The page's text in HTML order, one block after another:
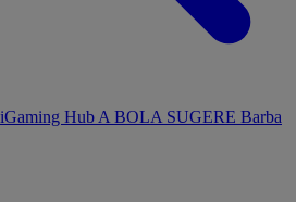
iGaming Hub A BOLA SUGERE Barba